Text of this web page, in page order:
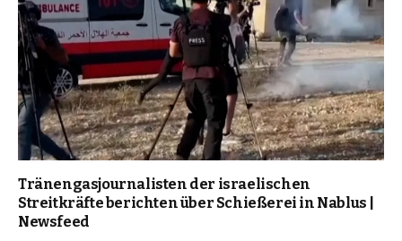
Tränengasjournalisten der israelischen
Streitkräfte berichten über Schießerei in Nablus |
Newsfeed